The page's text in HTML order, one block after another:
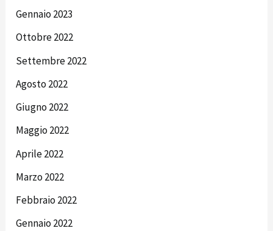
Gennaio 2023
Ottobre 2022
Settembre 2022
Agosto 2022
Giugno 2022
Maggio 2022
Aprile 2022
Marzo 2022
Febbraio 2022
Gennaio 2022